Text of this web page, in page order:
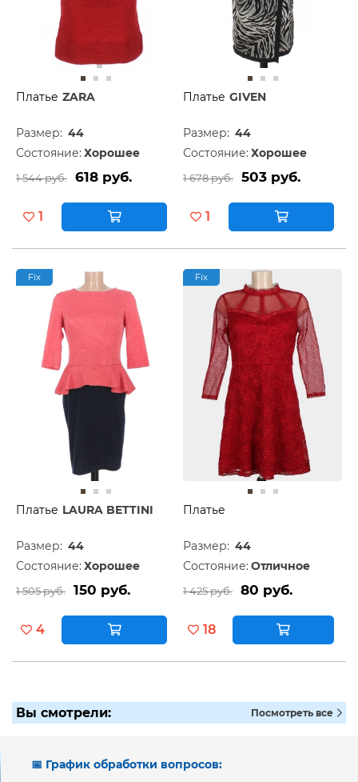
Платье ZARA
Размер: 44
Состояние: Хорошее
1 544 руб. 618 руб.
1
Платье GIVEN
Размер: 44
Состояние: Хорошее
1 678 руб. 503 руб.
1
Fix
Платье LAURA BETTINI
Размер: 44
Состояние: Хорошее
1 505 руб. 150 руб.
4
Fix
Платье
Размер: 44
Состояние: Отличное
1 425 руб. 80 руб.
18
Вы смотрели: Посмотреть все
📅 График обработки вопросов: